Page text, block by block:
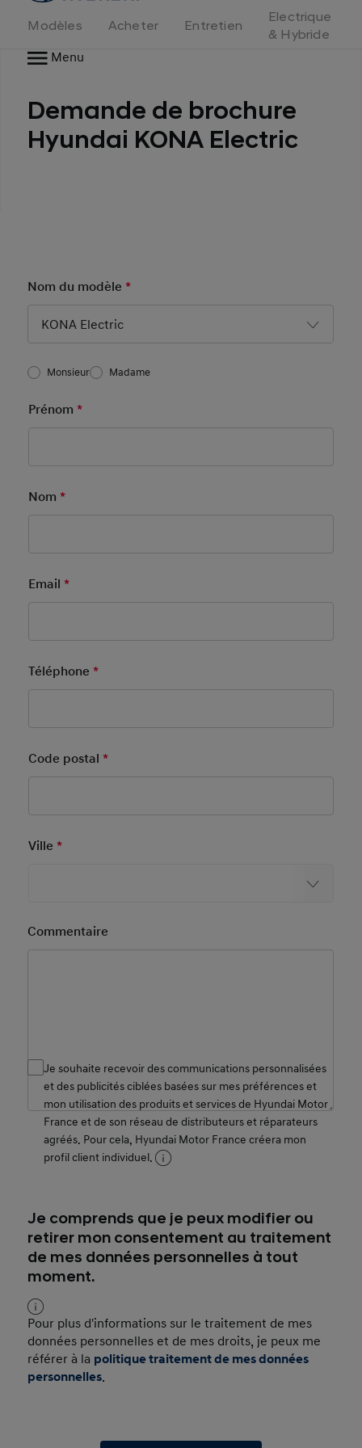
d'accueil
Modèles Acheter Entretien
Electrique
& Hybride
Menu
Demande de brochure
Hyundai KONA Electric
Nom du modèle*
KONA Electric
Salutation*
Monsieur Madame
Prénom *Mandatory Field
Nom *Mandatory Field
Email *Mandatory Field
Téléphone *Mandatory Field
Code postal *Mandatory Field
Ville *Mandatory Field
Commentaire
Je souhaite recevoir des communications personnalisées
et des publicités ciblées basées sur mes préférences et
mon utilisation des produits et services de Hyundai Motor
France et de son réseau de distributeurs et réparateurs
agréés. Pour cela, Hyundai Motor France créera mon
profil client individuel.
Je comprends que je peux modifier ou
retirer mon consentement au traitement
de mes données personnelles à tout
moment.
Pour plus d'informations sur le traitement de mes
données personnelles et de mes droits, je peux me
référer à la politique traitement de mes données
personnelles.